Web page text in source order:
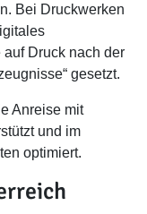
Bei Druckwerken
auf Druck nach der
gesetzt.
Anreise mit
und im
optimiert.